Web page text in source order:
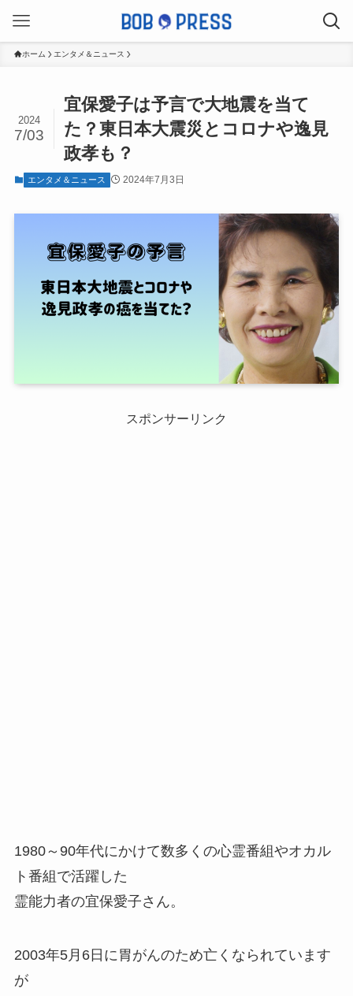
ホーム エンタメ＆ニュース
宜保愛子は予言で大地震を当て
た？東日本大震災とコロナや逸見
政孝も？
2024
7/03
エンタメ＆ニュース 2024年7月3日
スポンサーリンク
1980～90年代にかけて数多くの心霊番組やオカル
ト番組で活躍した
霊能力者の宜保愛子さん。
2003年5月6日に胃がんのため亡くなられています
が